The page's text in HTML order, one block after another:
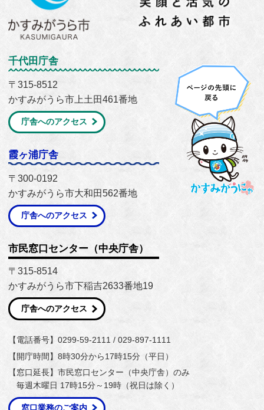
千代田庁舎
〒315-8512
かすみがうら市上土田461番地
庁舎へのアクセス
霞ヶ浦庁舎
〒300-0192
かすみがうら市大和田562番地
庁舎へのアクセス
市民窓口センター（中央庁舎）
〒315-8514
かすみがうら市下稲吉2633番地19
庁舎へのアクセス
【電話番号】0299-59-2111 / 029-897-1111
【開庁時間】8時30分から17時15分（平日）
【窓口延長】市民窓口センター（中央庁舎）のみ
毎週木曜日 17時15分～19時（祝日は除く）
窓口業務のご案内